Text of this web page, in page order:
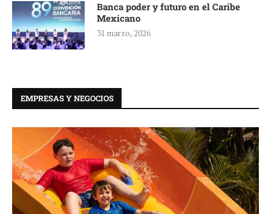
Banca poder y futuro en el Caribe
Mexicano
31 marzo, 2026
EMPRESAS Y NEGOCIOS